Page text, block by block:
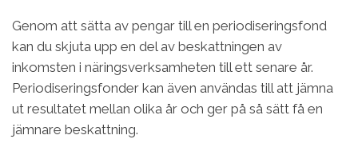
Genom att sätta av pengar till en periodiseringsfond
kan du skjuta upp en del av beskattningen av
inkomsten i näringsverksamheten till ett senare år.
Periodiseringsfonder kan även användas till att jämna
ut resultatet mellan olika år och ger på så sätt få en
jämnare beskattning.